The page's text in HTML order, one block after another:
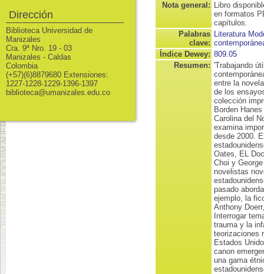
Nota general: Libro
en formatos
capítulos.
Palabras
clave:
Literatura
Índice Dewey: 809.05
Resumen: 'Trabajando
entre la
de los
colección
Borden
Carolina del
examina
desde 2000.
Oates, EL
Choi y
novelistas
pasado
ejemplo, la
Anthony
Interrogar
trauma y la
teorizaciones
Estados
canon
una gama
Dirección
Biblioteca Universidad de
Manizales
Cra. 9ª Nro. 19 - 03
Manizales - Caldas
Colombia
(+57)(6)8879680 Extensiones:
1227-1228-1229-1396-1397
biblioteca@umanizales.edu.co